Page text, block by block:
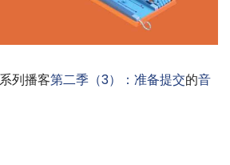
列播客第二季（3）：准备提交的音